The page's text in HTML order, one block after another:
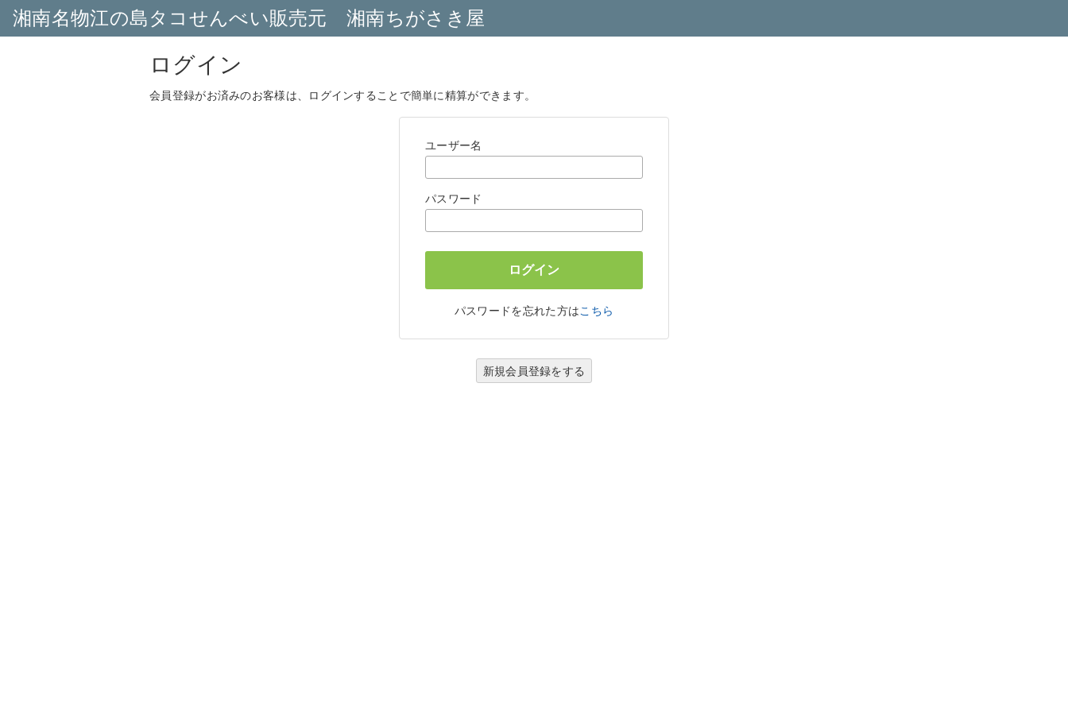
湘南名物江の島タコせんべい販売元 湘南ちがさき屋
ログイン
会員登録がお済みのお客様は、ログインすることで簡単に精算ができます。
ユーザー名
パスワード
パスワードを忘れた方はこちら
新規会員登録をする